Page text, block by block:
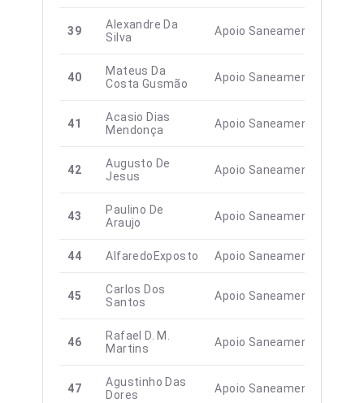
39
Alexandre Da
Silva
Apoio Saneamento
40
Mateus Da
Costa Gusmão
Apoio Saneamento
41
Acasio Dias
Mendonça
Apoio Saneamento
42
Augusto De
Jesus
Apoio Saneamento
43
Paulino De
Araujo
Apoio Saneamento
44 AlfaredoExposto Apoio Saneamento
45
Carlos Dos
Santos
Apoio Saneamento
46
Rafael D. M.
Martins
Apoio Saneamento
47
Agustinho Das
Dores
Apoio Saneamento